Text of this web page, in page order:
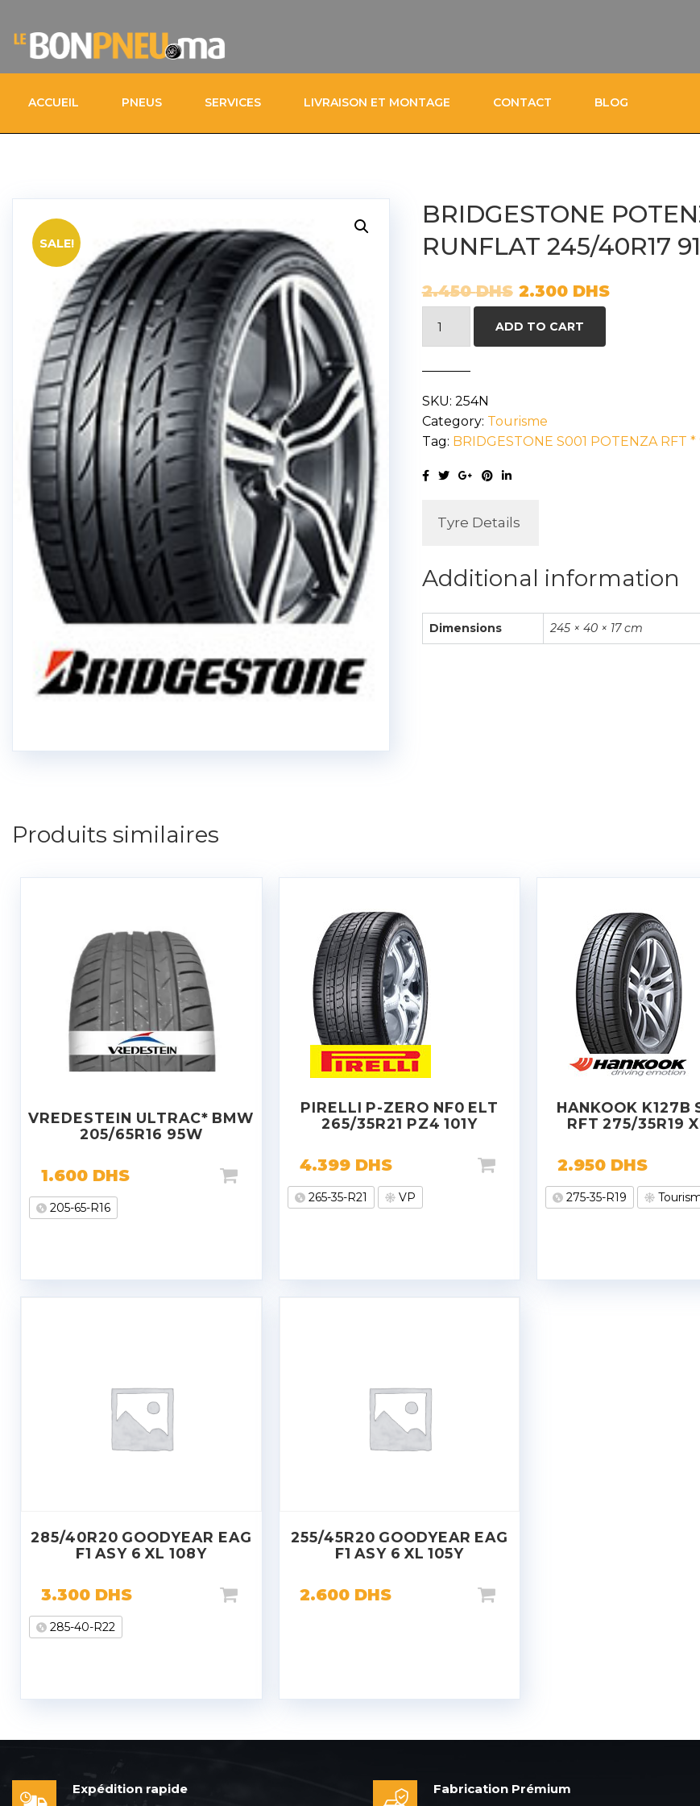
ACCUEIL PNEUS SERVICES LIVRAISON ET MONTAGE CONTACT BLOG
SALE!
BRIDGESTONE
RUNFLAT 245/40R17
2.450DHS 2.300 DHS
245/40R17
91W
quantity
ADD TO CART
SKU: 254N
Category: Tourisme
Tag: BRIDGESTONE S001 POTENZA RFT *
Tyre Details
Additional information
Dimensions 245 × 40 × 17 cm
Produits similaires
VREDESTEIN ULTRAC* BMW
205/65R16 95W
1.600 DHS
205-65-R16
PIRELLI P-ZERO NF0 ELT
265/35R21 PZ4 101Y
4.399 DHS
265-35-R21 VP
HANKOOK K127B
RFT 275/35R19
2.950 DHS
275-35-R19
285/40R20 GOODYEAR EAG
F1 ASY 6 XL 108Y
3.300 DHS
285-40-R22
255/45R20 GOODYEAR EAG
F1 ASY 6 XL 105Y
2.600 DHS
Expédition rapide Fabrication Prémium